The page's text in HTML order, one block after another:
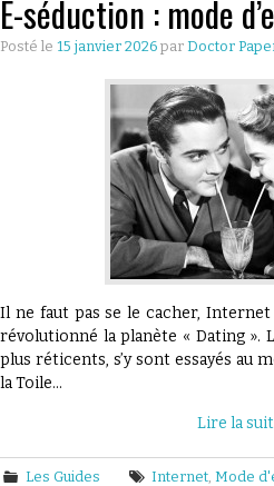
LES GUIDES
PRATIQUES
BONS PLANS
LYONNAIS
QU’EST CE
QUE THE
DOCTOR
PAPER ?
E-séduction : mode
Posté le 15 janvier 2026 par Doctor
Il ne faut pas se le cacher,
révolutionné la planète « Dating ».
plus réticents, s’y sont essayés au
la Toile…
Lire la
Les Guides Internet,Mode